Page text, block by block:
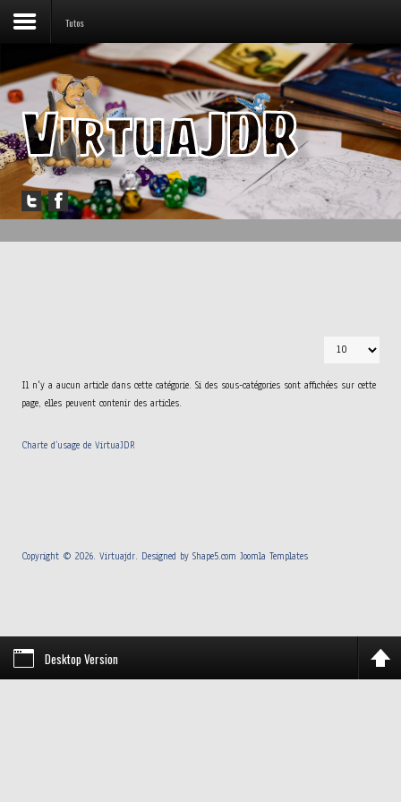
Accueil
Forum
Jouer
Messagerie
Tutos
AFFICHAGE #
Il n'y a aucun article dans cette catégorie. Si des sous-catégories sont affichées sur cette
page, elles peuvent contenir des articles.
Charte d’usage de VirtuaJDR
Copyright © 2026. Virtuajdr. Designed by Shape5.com Joomla Templates
Desktop Version